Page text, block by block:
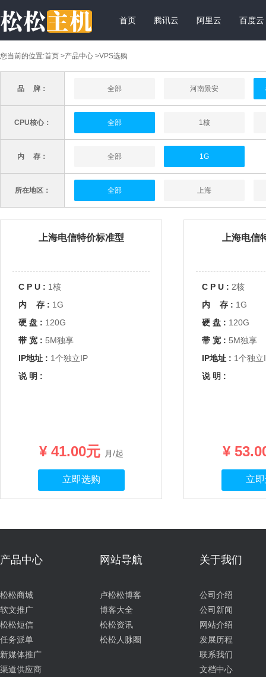
首页 腾讯云 阿里云 百度云
您当前的位置:首页 >产品中心 >VPS选购
品 牌： 全部 河南景安
CPU核心： 全部 1核
内 存： 全部 1G
所在地区： 全部 上海
上海电信特价标准型
C P U : 1核
内 存 : 1G
硬 盘 : 120G
带 宽 : 5M独享
IP地址 : 1个独立IP
说 明 :
¥ 41.00元 月/起
立即选购
上海电信
C P U : 2核
内 存 : 1G
硬 盘 : 120G
带 宽 : 5M独享
IP地址 : 1个独立
说 明 :
¥
立
产品中心
松松商城
软文推广
松松短信
任务派单
新媒体推广
渠道供应商
网站导航
卢松松博客
博客大全
松松资讯
松松人脉圈
关于我们
公司介绍
公司新闻
网站介绍
发展历程
联系我们
文档中心